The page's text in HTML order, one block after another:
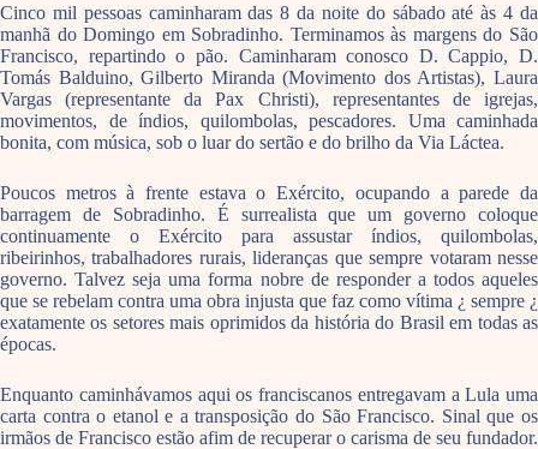
Cinco mil pessoas caminharam das 8 da noite do sábado até às 4 da
manhã do Domingo em Sobradinho. Terminamos às margens do São
Francisco, repartindo o pão. Caminharam conosco D. Cappio, D.
Tomás Balduino, Gilberto Miranda (Movimento dos Artistas), Laura
Vargas (representante da Pax Christi), representantes de igrejas,
movimentos, de índios, quilombolas, pescadores. Uma caminhada
bonita, com música, sob o luar do sertão e do brilho da Via Láctea.
Poucos metros à frente estava o Exército, ocupando a parede da
barragem de Sobradinho. É surrealista que um governo coloque
continuamente o Exército para assustar índios, quilombolas,
ribeirinhos, trabalhadores rurais, lideranças que sempre votaram nesse
governo. Talvez seja uma forma nobre de responder a todos aqueles
que se rebelam contra uma obra injusta que faz como vítima ¿ sempre ¿
exatamente os setores mais oprimidos da história do Brasil em todas as
épocas.
Enquanto caminhávamos aqui os franciscanos entregavam a Lula uma
carta contra o etanol e a transposição do São Francisco. Sinal que os
irmãos de Francisco estão afim de recuperar o carisma de seu fundador.